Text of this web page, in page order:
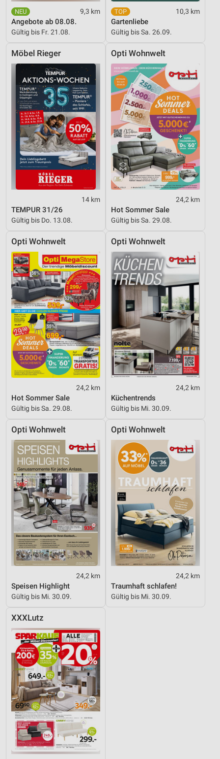
9,3 km
Angebote ab 08.08.
Gültig bis Fr. 21.08.
10,3 km
Gartenliebe
Gültig bis Sa. 26.09.
Möbel Rieger
14 km
TEMPUR 31/26
Gültig bis Do. 13.08.
Opti Wohnwelt
24,2 km
Hot Sommer Sale
Gültig bis Sa. 29.08.
Opti Wohnwelt
24,2 km
Hot Sommer Sale
Gültig bis Sa. 29.08.
Opti Wohnwelt
24,2 km
Küchentrends
Gültig bis Mi. 30.09.
Opti Wohnwelt
24,2 km
Speisen Highlight
Gültig bis Mi. 30.09.
Opti Wohnwelt
24,2 km
Traumhaft schlafen!
Gültig bis Mi. 30.09.
XXXLutz